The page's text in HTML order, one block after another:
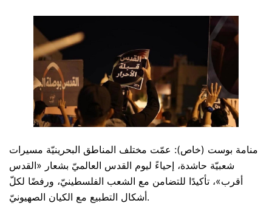
منامة بوست (خاص): عمّت مختلف المناطق البحرينيّة مسيرات
شعبيّة حاشدة، إحياءً ليوم القدس العالميّ بشعار «القدس
أقرب»، تأكيدًا للتضامن مع الشعب الفلسطينيّ، ورفضًا لكلّ
أشكال التطبيع مع الكيان الصهيونيّ.